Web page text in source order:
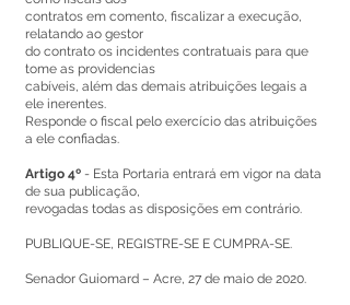
contratos em comento, fiscalizar a execução,
relatando ao gestor
do contrato os incidentes contratuais para que
tome as providencias
cabíveis, além das demais atribuições legais a
ele inerentes.
Responde o fiscal pelo exercício das atribuições
a ele confiadas.
Artigo 4º - Esta Portaria entrará em vigor na data
de sua publicação,
revogadas todas as disposições em contrário.
PUBLIQUE-SE, REGISTRE-SE E CUMPRA-SE.
Senador Guiomard – Acre, 27 de maio de 2020.